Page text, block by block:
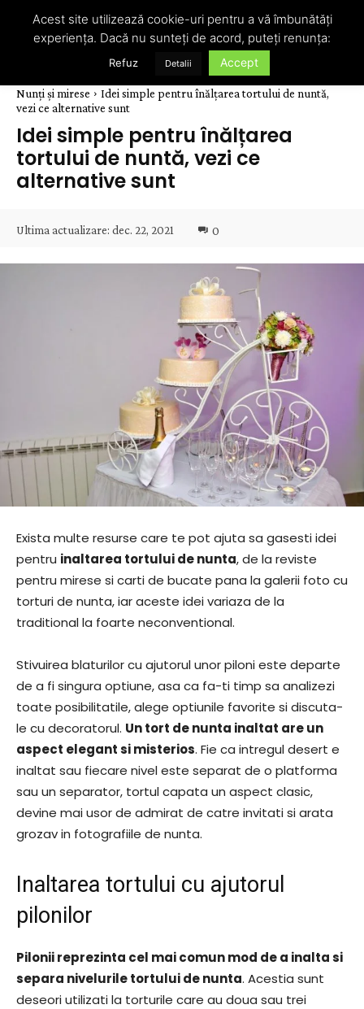
Nunți și mirese
Idei simple pentru înălțarea tortului de nuntă,
vezi ce alternative sunt
Idei simple pentru înălțarea
tortului de nuntă, vezi ce
alternative sunt
Ultima actualizare: dec. 22, 2021 0
Exista multe resurse care te pot ajuta sa gasesti idei
pentru inaltarea tortului de nunta, de la reviste
pentru mirese si carti de bucate pana la galerii foto cu
torturi de nunta, iar aceste idei variaza de la
traditional la foarte neconventional.
Stivuirea blaturilor cu ajutorul unor piloni este departe
de a fi singura optiune, asa ca fa-ti timp sa analizezi
toate posibilitatile, alege optiunile favorite si discuta-
le cu decoratorul. Un tort de nunta inaltat are un
aspect elegant si misterios. Fie ca intregul desert e
inaltat sau fiecare nivel este separat de o platforma
sau un separator, tortul capata un aspect clasic,
devine mai usor de admirat de catre invitati si arata
grozav in fotografiile de nunta.
Inaltarea tortului cu ajutorul
pilonilor
Pilonii reprezinta cel mai comun mod de a inalta si
separa nivelurile tortului de nunta. Acestia sunt
deseori utilizati la torturile care au doua sau trei
Acest site utilizează cookie-uri pentru a vă îmbunătăți
experiența. Dacă nu sunteți de acord, puteți renunța:
Refuz Detalii Accept